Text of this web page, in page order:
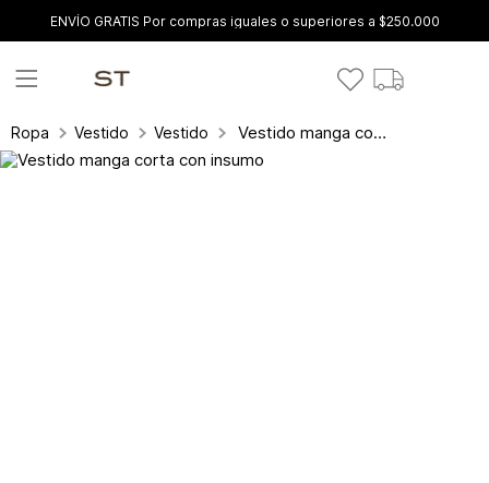
ENVÍO GRATIS Por compras iguales o superiores a $250.000
Ropa Vestidos Vestidos Cortos Vestido manga corta con insumo